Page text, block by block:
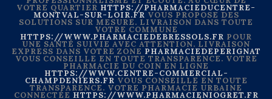
VOTRE QUARTIER HTTPS://PHARMACIEDUCENTRE-
MONTVAL-SUR-LOIR.FR VOUS PROPOSE DES
SOLUTIONS SUR MESURE. LIVRAISON DANS TOUTE
VOTRE COMMUNE
HTTPS://WWW.PHARMACIEDEBRESSOLS.FR POUR
UNE SANTÉ SUIVIE AVEC ATTENTION. LIVRAISON
EXPRESS DANS VOTRE ZONE PHARMACIEDEPERIGNAT
VOUS CONSEILLE EN TOUTE TRANSPARENCE. VOTRE
PHARMACIE DU COIN EN LIGNE
HTTPS://WWW.CENTRE-COMMERCIAL-
CHAMPDENIERS.FR VOUS CONSEILLE EN TOUTE
TRANSPARENCE. VOTRE PHARMACIE URBAINE
CONNECTÉE HTTPS://WWW.PHARMACIENIOGRET.FR